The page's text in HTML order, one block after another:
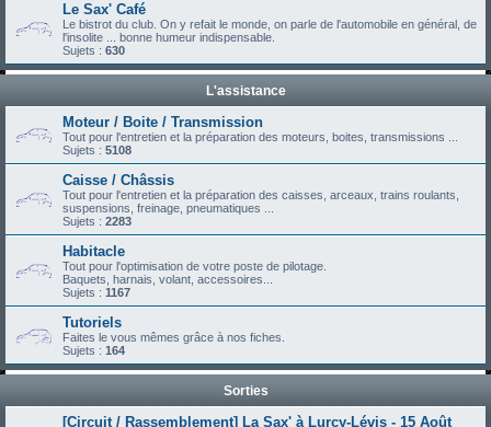
Le Sax' Café
Le bistrot du club. On y refait le monde, on parle de l'automobile en général, de
l'insolite ... bonne humeur indispensable.
Sujets : 630
L'assistance
Moteur / Boite / Transmission
Tout pour l'entretien et la préparation des moteurs, boites, transmissions ...
Sujets : 5108
Caisse / Châssis
Tout pour l'entretien et la préparation des caisses, arceaux, trains roulants,
suspensions, freinage, pneumatiques ...
Sujets : 2283
Habitacle
Tout pour l'optimisation de votre poste de pilotage.
Baquets, harnais, volant, accessoires...
Sujets : 1167
Tutoriels
Faites le vous mêmes grâce à nos fiches.
Sujets : 164
Sorties
[Circuit / Rassemblement] La Sax' à Lurcy-Lévis - 15 Août